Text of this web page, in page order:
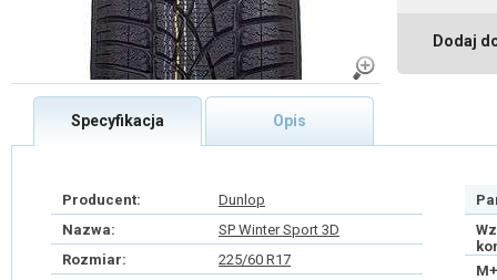
Dodaj
Specyfikacja Opis
Producent:
Dunlop
Nazwa:
SP Winter Sport 3D
Rozmiar:
225/60 R17